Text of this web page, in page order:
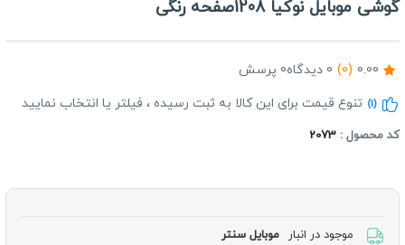
موبایل نوکیا 1208صفحه رنگی
0.00
(0) 0 دیدگاه 0 پرسش
(1) تنوع قیمت برای این کالا به ثبت رسیده ، فیلتر یا انتخاب نمایید
محصول : 2073
موجود در انبار موبایل سنتر